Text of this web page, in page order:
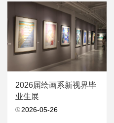
2026届绘画系新视界毕
业生展
2026-05-26